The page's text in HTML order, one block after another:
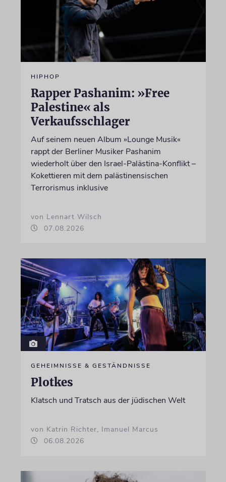
HIPHOP
Rapper Pashanim: »Free
Palestine« als
Verkaufsschlager
Auf seinem neuen Album »Lounge Musik«
rappt der Berliner Musiker Pashanim
wiederholt über den Israel-Palästina-Konflikt –
Kokettieren mit dem palästinensischen
Terrorismus inklusive
von Lennart Wilsch
07.08.2026
GEHEIMNISSE & GESTÄNDNISSE
Plotkes
Klatsch und Tratsch aus der jüdischen Welt
von Katrin Richter, Imanuel Marcus
06.08.2026